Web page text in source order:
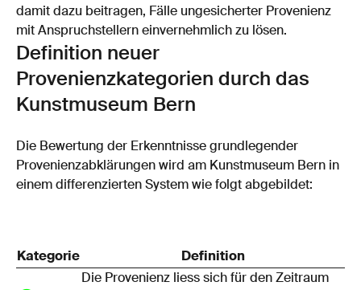
damit dazu beitragen, Fälle ungesicherter Provenienz
mit Anspruchstellern einvernehmlich zu lösen.
Definition neuer
Provenienzkategorien durch das
Kunstmuseum Bern
Die Bewertung der Erkenntnisse grundlegender
Provenienzabklärungen wird am Kunstmuseum Bern in
einem differenzierten System wie folgt abgebildet:
Kategorie
Definition
Die Provenienz liess sich für den Zeitraum